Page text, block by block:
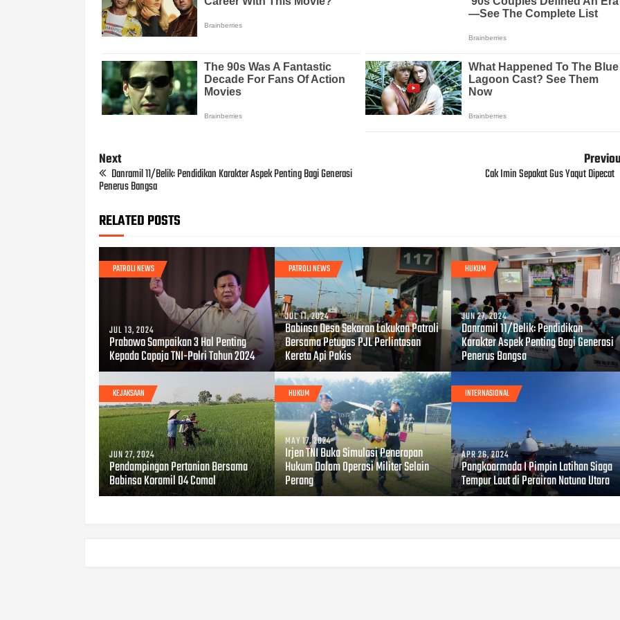
Next
Danramil 11/Belik: Pendidikan Karakter Aspek Penting Bagi Generasi
Penerus Bangsa
Cak Imin Sepakat Gus Yaqut Dipecat
RELATED POSTS
PATROLI NEWS
JUL 13, 2024
Prabowo Sampaikan 3 Hal Penting
Kepada Capaja TNI-Polri Tahun 2024
PATROLI NEWS
JUL 11, 2024
Babinsa Desa Sekaran Lakukan Patroli
Bersama Petugas PJL Perlintasan
Kereta Api Pakis
HUKUM
JUN 27, 2024
Danramil 11/Belik: Pendidikan
Karakter Aspek Penting Bagi Generasi
Penerus Bangsa
KEJAKSAAN
JUN 27, 2024
Pendampingan Pertanian Bersama
Babinsa Koramil 04 Comal
HUKUM
MAY 17, 2024
Irjen TNI Buka Simulasi Penerapan
Hukum Dalam Operasi Militer Selain
Perang
INTERNASIONAL
APR 26, 2024
Pangkoarmada I Pimpin Latihan Siaga
Tempur Laut di Perairan Natuna Utara